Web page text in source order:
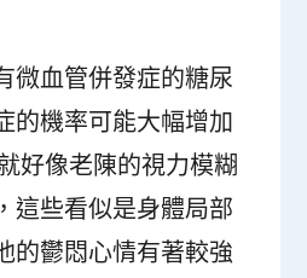
微血管併發症的糖尿
的機率可能大幅增加
好像老陳的視力模糊
這些看似是身體局部
的鬱悶心情有著較強